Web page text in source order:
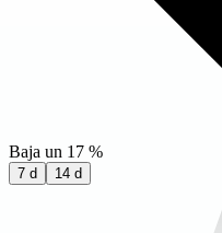
Baja un 17 %
7 d 14 d